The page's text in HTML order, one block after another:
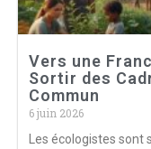
Vers une
Sortir des
Commun
6 juin 2026
Les écologistes